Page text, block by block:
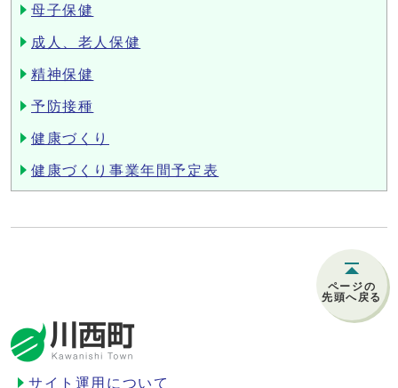
母子保健
成人、老人保健
精神保健
予防接種
健康づくり
健康づくり事業年間予定表
ページの
先頭へ戻る
サイト運用について